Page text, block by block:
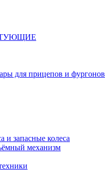
для прицепов и фургонов
и запасные колеса
механизм